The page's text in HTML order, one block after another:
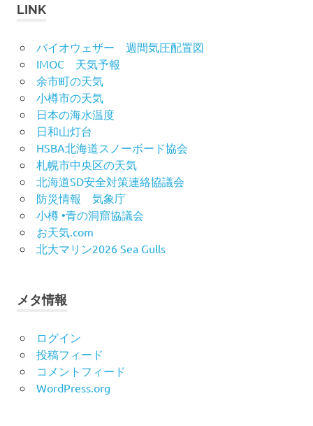
イ
LINK
バイオウェザー 週間気圧配置図
IMOC 天気予報
余市町の天気
小樽市の天気
日本の海水温度
日和山灯台
HSBA北海道スノーボード協会
札幌市中央区の天気
北海道SD安全対策連絡協議会
防災情報 気象庁
小樽 •青の洞窟協議会
お天気.com
北大マリン2026 Sea Gulls
メタ情報
ログイン
投稿フィード
コメントフィード
WordPress.org